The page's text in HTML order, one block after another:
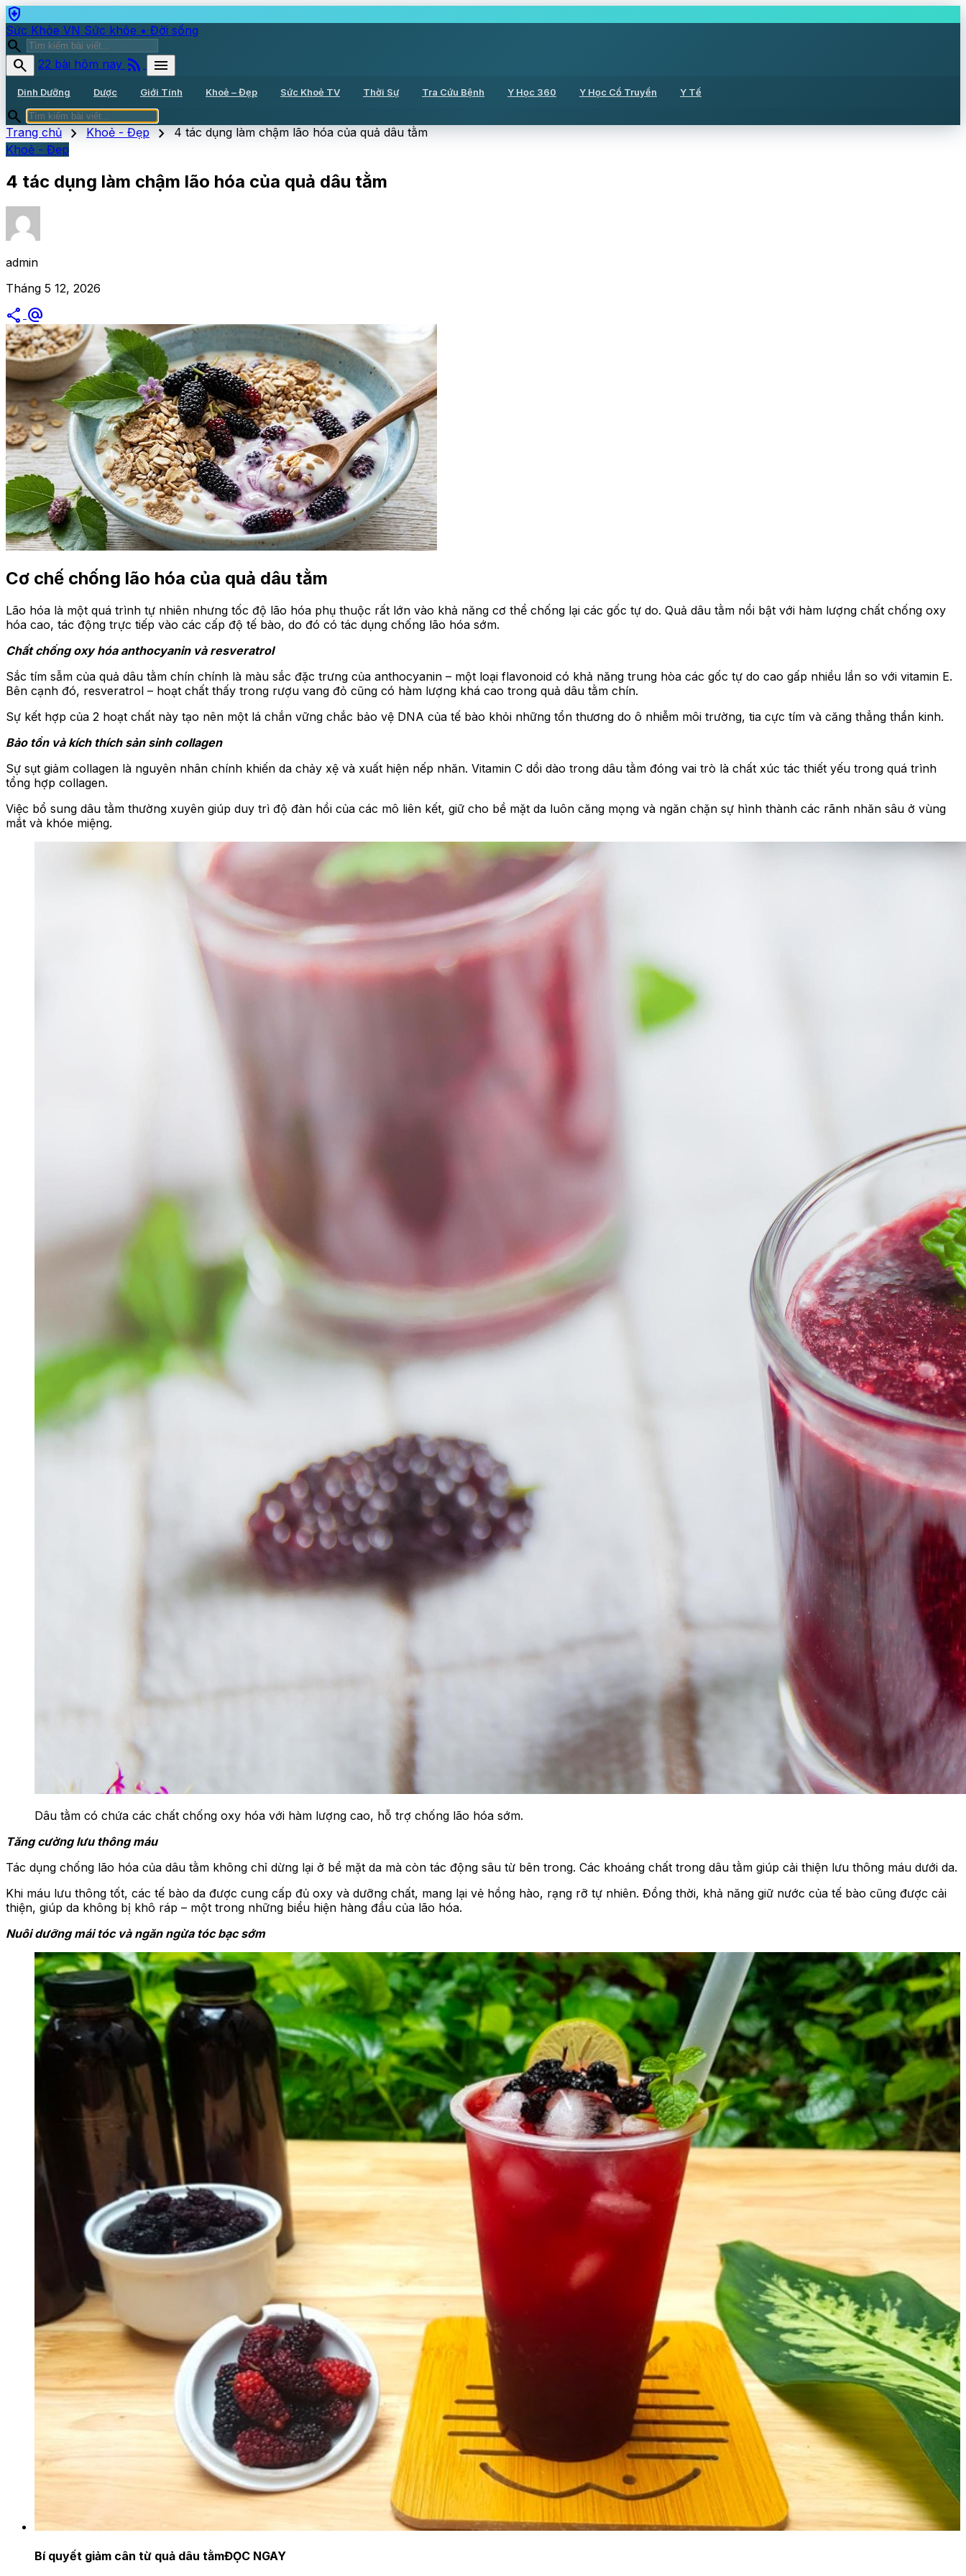
health_and_safety
Sức Khỏe VN Sức khỏe • Đời sống
search
search
22 bài hôm nay rss_feed menu
Dinh Dưỡng Dược Giới Tính Khoẻ – Đẹp Sức Khoẻ TV Thời Sự Tra Cứu Bệnh Y Học 360 Y Học Cổ Truyền Y Tế
search
Trang chủ chevron_right Khoẻ - Đẹp chevron_right 4 tác dụng làm chậm lão hóa của quả dâu tằm
Khoẻ - Đẹp
4 tác dụng làm chậm lão hóa của quả dâu tằm
admin
Tháng 5 12, 2026
share alternate_email
Cơ chế chống lão hóa của quả dâu tằm
Lão hóa là một quá trình tự nhiên nhưng tốc độ lão hóa phụ thuộc rất lớn vào khả năng cơ thể chống lại các gốc tự do. Quả dâu tằm nổi bật với hàm lượng chất chống oxy
hóa cao, tác động trực tiếp vào các cấp độ tế bào, do đó có tác dụng chống lão hóa sớm.
Chất chống oxy hóa anthocyanin và resveratrol
Sắc tím sẫm của quả dâu tằm chín chính là màu sắc đặc trưng của anthocyanin – một loại flavonoid có khả năng trung hòa các gốc tự do cao gấp nhiều lần so với vitamin E.
Bên cạnh đó, resveratrol – hoạt chất thấy trong rượu vang đỏ cũng có hàm lượng khá cao trong quả dâu tằm chín.
Sự kết hợp của 2 hoạt chất này tạo nên một lá chắn vững chắc bảo vệ DNA của tế bào khỏi những tổn thương do ô nhiễm môi trường, tia cực tím và căng thẳng thần kinh.
Bảo tồn và kích thích sản sinh collagen
Sự sụt giảm collagen là nguyên nhân chính khiến da chảy xệ và xuất hiện nếp nhăn. Vitamin C dồi dào trong dâu tằm đóng vai trò là chất xúc tác thiết yếu trong quá trình
tổng hợp collagen.
Việc bổ sung dâu tằm thường xuyên giúp duy trì độ đàn hồi của các mô liên kết, giữ cho bề mặt da luôn căng mọng và ngăn chặn sự hình thành các rãnh nhăn sâu ở vùng
mắt và khóe miệng.
Dâu tằm có chứa các chất chống oxy hóa với hàm lượng cao, hỗ trợ chống lão hóa sớm.
Tăng cường lưu thông máu
Tác dụng chống lão hóa của dâu tằm không chỉ dừng lại ở bề mặt da mà còn tác động sâu từ bên trong. Các khoáng chất trong dâu tằm giúp cải thiện lưu thông máu dưới da.
Khi máu lưu thông tốt, các tế bào da được cung cấp đủ oxy và dưỡng chất, mang lại vẻ hồng hào, rạng rỡ tự nhiên. Đồng thời, khả năng giữ nước của tế bào cũng được cải
thiện, giúp da không bị khô ráp – một trong những biểu hiện hàng đầu của lão hóa.
Nuôi dưỡng mái tóc và ngăn ngừa tóc bạc sớm
Bí quyết giảm cân từ quả dâu tằmĐỌC NGAY